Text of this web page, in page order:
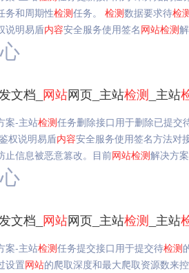
务和周期性检测任务。 检测数据要求待检
说明易盾内容安全服务使用签名网站检测
文档_ 网站网页_主站检测 _主站
案-主站检测任务删除接口用于删除已提交
权说明易盾内容安全服务使用签名方法对
止信息被恶意篡改。目前网站检测解决方
文档_ 网站网页_主站检测 _主站
案-主站检测任务提交接口用于提交待检测
设置网站的爬取深度和最大爬取资源数来